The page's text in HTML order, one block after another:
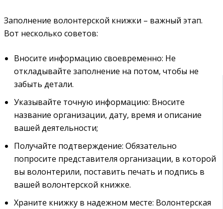
Заполнение волонтерской книжки – важный этап.
Вот несколько советов:
Вносите информацию своевременно: Не
откладывайте заполнение на потом, чтобы не
забыть детали.
Указывайте точную информацию: Вносите
название организации, дату, время и описание
вашей деятельности;
Получайте подтверждение: Обязательно
попросите представителя организации, в которой
вы волонтерили, поставить печать и подпись в
вашей волонтерской книжке.
Храните книжку в надежном месте: Волонтерская